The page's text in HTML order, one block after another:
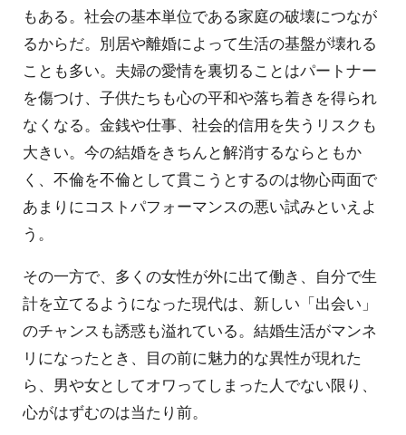
もある。社会の基本単位である家庭の破壊につなが
るからだ。別居や離婚によって生活の基盤が壊れる
ことも多い。夫婦の愛情を裏切ることはパートナー
を傷つけ、子供たちも心の平和や落ち着きを得られ
なくなる。金銭や仕事、社会的信用を失うリスクも
大きい。今の結婚をきちんと解消するならともか
く、不倫を不倫として貫こうとするのは物心両面で
あまりにコストパフォーマンスの悪い試みといえよ
う。
その一方で、多くの女性が外に出て働き、自分で生
計を立てるようになった現代は、新しい「出会い」
のチャンスも誘惑も溢れている。結婚生活がマンネ
リになったとき、目の前に魅力的な異性が現れた
ら、男や女としてオワってしまった人でない限り、
心がはずむのは当たり前。